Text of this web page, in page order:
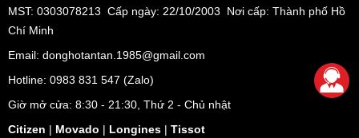
MST: 0303078213 Cấp ngày: 22/10/2003 Nơi cấp: Thành phố Hồ
Chí Minh
Email: donghotantan.1985@gmail.com
Hotline: 0983 831 547 (Zalo)
Giờ mở cửa: 8:30 - 21:30, Thứ 2 - Chủ nhật
Citizen | Movado | Longines | Tissot